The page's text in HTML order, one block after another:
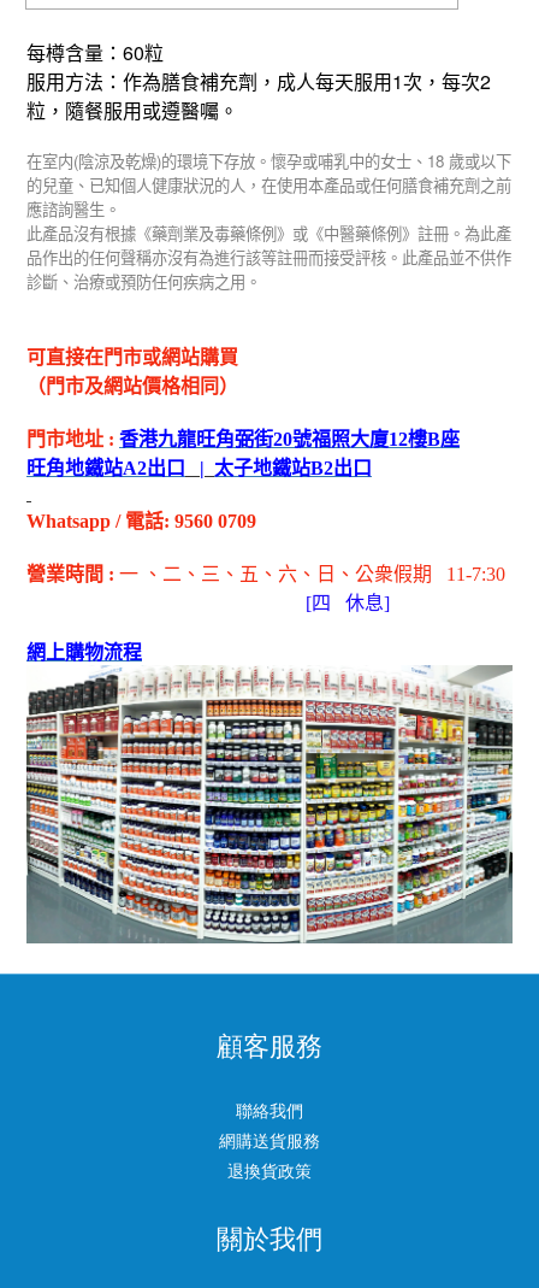
每樽含量： 60粒
服用方法：作為膳食補充劑，成人每天服用 1次，每次2
粒，隨餐服用或遵醫囑。
在室内(陰涼及乾燥)的環境下存放。懷孕或哺乳中的女士、 18 歲或以下
的兒童、已知個人健康狀況的人，在使用本產品或任何膳食補充劑之前
應諮詢醫生。
此產品沒有根據《藥劑業及毒藥條例》或《中醫藥條例》註冊。為此產
品作出的任何聲稱亦沒有為進行該等註冊而接受評核。此產品並不供作
診斷、治療或預防任何疾病之用。
可直接在門市或網站購買
（門市及網站價格相同）
門市地址 : 香港九龍旺角弼街20號福照大廈12樓B座
旺角地鐵站A2出 口 | 太子地鐵站B2出 口
Whatsapp / 電話: 9560 0709
營業時間 : 一 、二、三、五 、六 、日 、公衆假期
11-7:30
[四 休息]
網上購物流程
顧客服務
聯絡我們
網購送貨服務
退換貨政策
關於我們